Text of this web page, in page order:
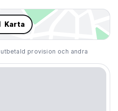
Karta
provision och andra